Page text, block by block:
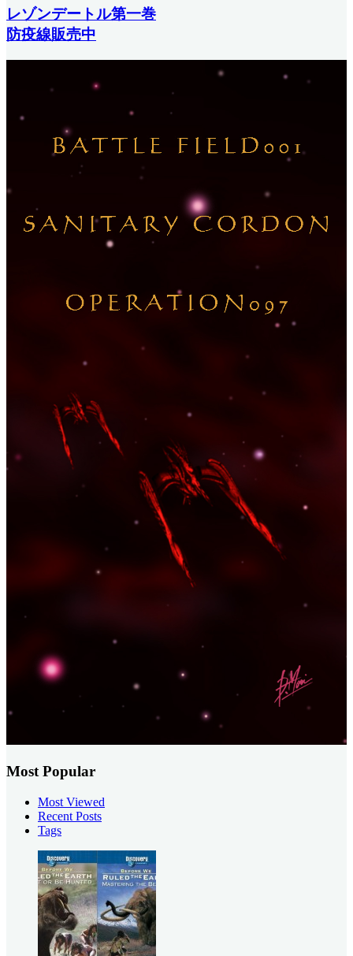
レゾンデートル第一巻
防疫線販売中
Most Popular
Most Viewed
Recent Posts
Tags